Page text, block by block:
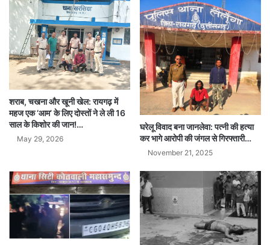
शराब, चखना और खूनी खेल: रायगढ़ में
महज एक ‘आम’ के लिए दोस्तों ने ले ली 16
साल के किशोर की जान!…
May 29, 2026
घरेलू विवाद बना जानलेवा: पत्नी की हत्या
कर भागे आरोपी की जंगल से गिरफ्तारी…
November 21, 2025